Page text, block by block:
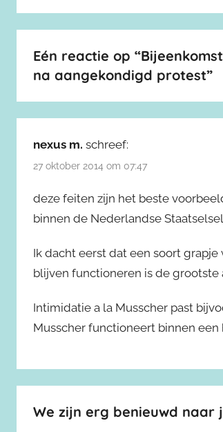
Eén reactie op “
na aangekondigd protest”
nexus m. schreef:
27 oktober 2014 om 07:47
deze feiten zijn het beste
binnen de Nederlandse
Ik dacht eerst dat een soort
blijven functioneren is de
Intimidatie a la Musscher past
Musscher functioneert binnen
We zijn erg benieuwd naar